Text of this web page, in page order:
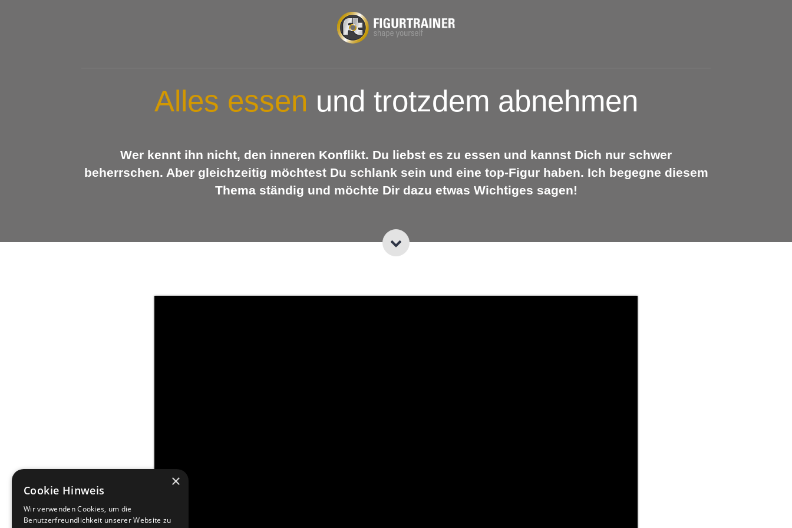
Alles essen und trotzdem abnehmen
Wer kennt ihn nicht, den inneren Konflikt. Du liebst es zu essen und kannst Dich nur schwer
beherrschen. Aber gleichzeitig möchtest Du schlank sein und eine top-Figur haben. Ich begegne diesem
Thema ständig und möchte Dir dazu etwas Wichtiges sagen!
×
Cookie Hinweis
Wir verwenden Cookies, um die
Benutzerfreundlichkeit unserer Website zu